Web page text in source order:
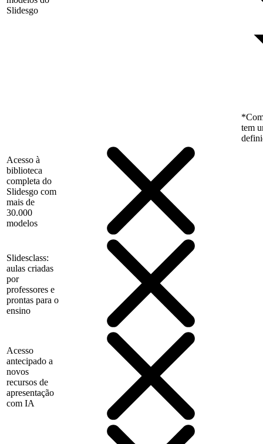
Slidesgo
tem
Acesso à
biblioteca
completa do
Slidesgo com
mais de
30.000
modelos
Slidesclass:
aulas criadas
por
professores e
prontas para o
ensino
Acesso
antecipado a
novos
recursos de
apresentação
com IA